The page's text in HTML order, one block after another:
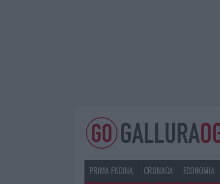
PRIMA PAGINA CRONACA ECONOMIA